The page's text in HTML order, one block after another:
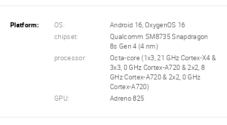
Platform: OS:
Android 16, OxygenOS 16
chipset:
Qualcomm SM8735 Snapdragon
8s Gen 4 (4 nm)
processor:
Octa-core (1x3, 21 GHz Cortex-X4 &
3x3, 0 GHz Cortex-A720 & 2x2, 8
GHz Cortex-A720 & 2x2, 0 GHz
Cortex-A720)
GPU:
Adreno 825